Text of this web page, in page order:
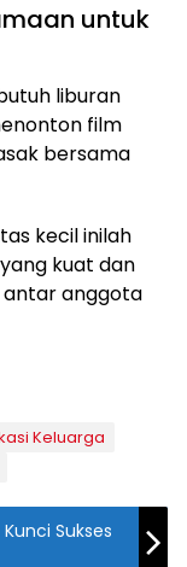
untuk
liburan
film
bersama
kecil inilah
kuat dan
antar anggota
Keluarga
Sukses